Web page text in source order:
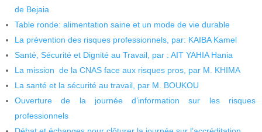
de Bejaia
Table ronde: alimentation saine et un mode de vie durable
La prévention des risques professionnels, par: KAIBA Kamel
Santé, Sécurité et Dignité au Travail, par : AIT YAHIA Hania
La mission de la CNAS face aux risques pros, par M. KHIMA
La santé et la sécurité au travail, par M. BOUKOU
Ouverture de la journée d’information sur les risques
professionnels